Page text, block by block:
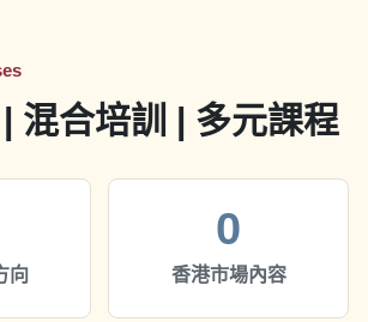
混合培訓 | 多元課程
向
0
香港市場內容